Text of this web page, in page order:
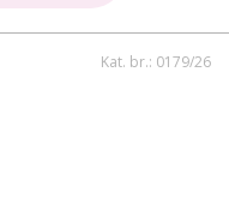
Kat. br.: 0179/26